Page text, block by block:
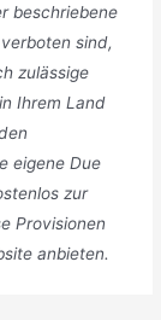
beschriebene
sind,
zulässige
Ihrem Land
eigene Due
zur
Provisionen
anbieten.